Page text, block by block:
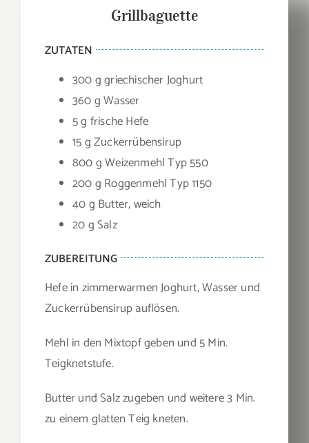
Grillbaguette
ZUTATEN
300 g griechischer Joghurt
360 g Wasser
5 g frische Hefe
15 g Zuckerrübensirup
800 g Weizenmehl Typ 550
200 g Roggenmehl Typ 1150
40 g Butter, weich
20 g Salz
ZUBEREITUNG
Hefe in zimmerwarmen Joghurt, Wasser und
Zuckerrübensirup auflösen.
Mehl in den Mixtopf geben und 5 Min.
Teigknetstufe.
Butter und Salz zugeben und weitere 3 Min.
zu einem glatten Teig kneten.